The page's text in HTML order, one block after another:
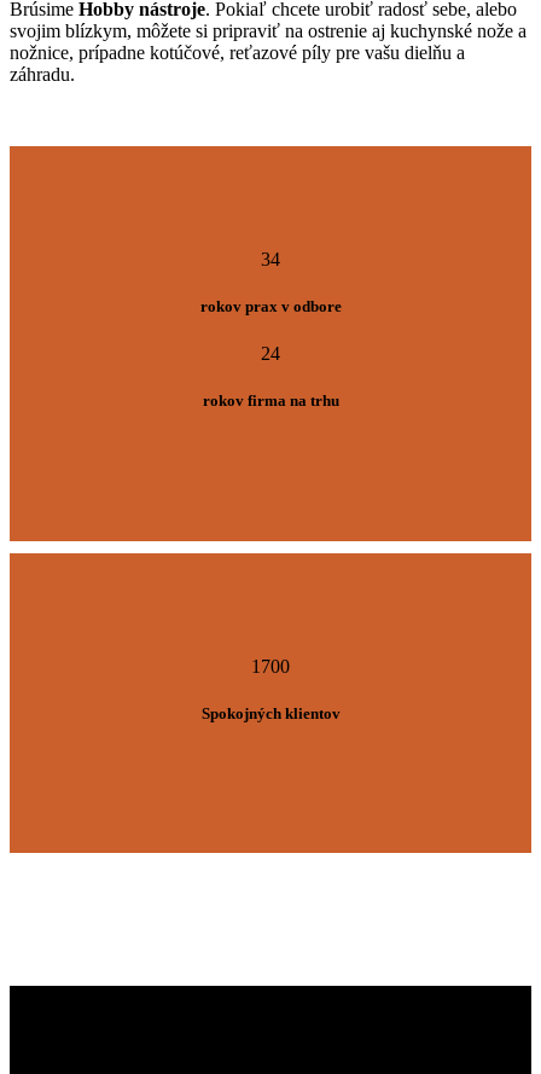
Brúsime Hobby nástroje. Pokiaľ chcete urobiť radosť sebe, alebo
svojim blízkym, môžete si pripraviť na ostrenie aj kuchynské nože a
nožnice, prípadne kotúčové, reťazové píly pre vašu dielňu a
záhradu.
34
rokov prax v odbore
24
rokov firma na trhu
1700
Spokojných klientov